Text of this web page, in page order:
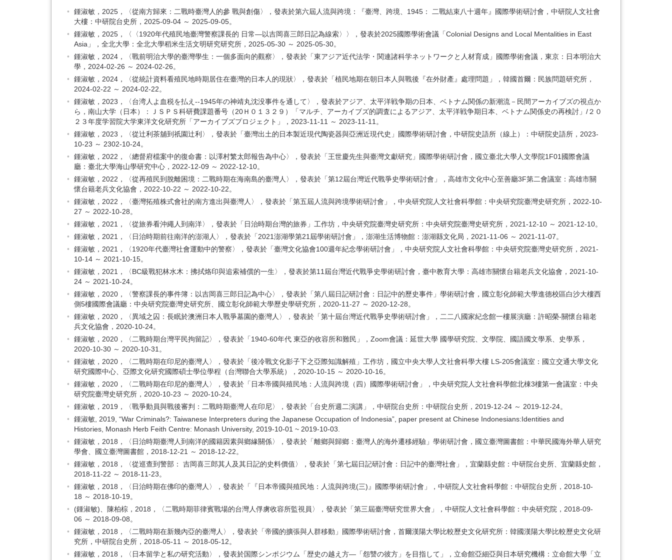
鍾淑敏，2025，〈從南方歸來：二戰時臺灣人的參 戰與創傷〉，發表於第六屆人流與跨境：『臺灣、跨境、1945： 二戰結束八十週年』國際學術研討會，中研院人文社會
大樓：中研院台史所，2025-09-04 ～ 2025-09-05。
鍾淑敏，2025，〈〈1920年代殖民地臺灣警察課長的 日常—以吉岡喜三郎日記為線索〉〉，發表於2025國際學術會議「Colonial Designs and Local Mentalities in East
Asia」，全北大學：全北大學稻米生活文明研究研究所，2025-05-30 ～ 2025-05-30。
鍾淑敏，2024，〈戰前明治大學的臺灣學生：一個多面向的觀察〉，發表於「東アジア近代法学・関連諸科学ネットワークと人材育成」國際學術會議，東京：日本明治大
學，2024-02-26 ～ 2024-02-26。
鍾淑敏，2024，〈從統計資料看殖民地時期居住在臺灣的日本人的現狀〉，發表於「植民地期在朝日本人與戰後『在外財產』處理問題」，韓國首爾：民族問題研究所，
2024-02-22 ～ 2024-02-22。
鍾淑敏，2023，〈台湾人よ血税を払え--1945年の神靖丸沈没事件を通して〉，發表於アジア、太平洋戦争期の日本、ベトナム関係の新潮流－民間アーカイブズの視点か
ら，南山大学（日本）：ＪＳＰＳ科研費課題番号（20Ｈ０１３２９）「マルチ、アーカイブズ的調査によるアジア、太平洋戦争期日本、ベトナム関係史の再検討」/２０
２３年度学習院大学東洋文化研究所「アーカイブズプロジェクト」，2023-11-11 ～ 2023-11-11。
鍾淑敏，2023，〈從辻利茶舖到祇園辻利〉，發表於「臺灣出土的日本製近現代陶瓷器與亞洲近現代史」國際學術研討會，中研院史語所（線上）：中研院史語所，2023-
10-23 ～ 2302-10-24。
鍾淑敏，2022，〈總督府檔案中的復命書：以澤村繁太郎報告為中心〉，發表於「王世慶先生與臺灣文獻研究」國際學術研討會，國立臺北大學人文學院1F01國際會議
廳：臺北大學海山學研究中心，2022-12-09 ～ 2022-12-10。
鍾淑敏，2022，〈從再殖民到脫離困境：二戰時期在海南島的臺灣人〉，發表於「第12屆台灣近代戰爭史學術研討會」，高雄市文化中心至善廳3F第二會議室：高雄市關
懷台籍老兵文化協會，2022-10-22 ～ 2022-10-22。
鍾淑敏，2022，〈臺灣拓殖株式會社的南方進出與臺灣人〉，發表於「第五屆人流與跨境學術研討會」，中央研究院人文社會科學館：中央研究院臺灣史研究所，2022-10-
27 ～ 2022-10-28。
鍾淑敏，2021，〈從旅券看沖繩人到南洋〉，發表於「日治時期台灣的旅券」工作坊，中央研究院臺灣史研究所：中央研究院臺灣史研究所，2021-12-10 ～ 2021-12-10。
鍾淑敏，2021，〈日治時期前往南洋的澎湖人〉，發表於「2021澎湖學第21屆學術研討會」，澎湖生活博物館：澎湖縣文化局，2021-11-06 ～ 2021-11-07。
鍾淑敏，2021，〈1920年代臺灣社會運動中的警察〉，發表於「臺灣文化協會100週年紀念學術研討會」，中央研究院人文社會科學館：中央研究院臺灣史研究所，2021-
10-14 ～ 2021-10-15。
鍾淑敏，2021，〈BC級戰犯林水木：拂拭烙印與追索補償的一生〉，發表於第11屆台灣近代戰爭史學術研討會，臺中教育大學：高雄市關懷台籍老兵文化協會，2021-10-
24 ～ 2021-10-24。
鍾淑敏，2020，〈警察課長的事件簿：以吉岡喜三郎日記為中心〉，發表於「第八屆日記研討會：日記中的歷史事件」學術研討會，國立彰化師範大學進德校區白沙大樓西
側5樓國際會議廳：中央研究院臺灣史研究所、國立彰化師範大學歷史學研究所，2020-11-27 ～ 2020-12-28。
鍾淑敏，2020，〈異域之囚：長眠於澳洲日本人戰爭墓園的臺灣人〉，發表於「第十屆台灣近代戰爭史學術研討會」，二二八國家紀念館一樓展演廳：許昭榮-關懷台籍老
兵文化協會，2020-10-24。
鍾淑敏，2020，〈二戰時期台灣平民拘留記〉，發表於「1940-60年代 東亞的收容所和難民」，Zoom會議：延世大學 國學研究院、文學院、國語國文學系、史學系，
2020-10-30 ～ 2020-10-31。
鍾淑敏，2020，〈二戰時期在印尼的臺灣人〉，發表於「後冷戰文化影子下之亞際知識解殖」工作坊，國立中央大學人文社會科學大樓 LS-205會議室：國立交通大學文化
研究國際中心、亞際文化研究國際碩士學位學程（台灣聯合大學系統），2020-10-15 ～ 2020-10-16。
鍾淑敏，2020，〈二戰時期在印尼的臺灣人〉，發表於「日本帝國與殖民地：人流與跨境（四）國際學術研討會」，中央研究院人文社會科學館北棟3樓第一會議室：中央
研究院臺灣史研究所，2020-10-23 ～ 2020-10-24。
鍾淑敏，2019，〈戰爭動員與戰後審判：二戰時期臺灣人在印尼〉，發表於「台史所週二演講」，中研院台史所：中研院台史所，2019-12-24 ～ 2019-12-24。
鍾淑敏, 2019, “War Criminals?: Taiwanese Interpreters during the Japanese Occupation of Indonesia”, paper present at Chinese Indonesians:Identities and
Histories, Monash Herb Feith Centre: Monash University, 2019-10-01 ~ 2019-10-03.
鍾淑敏，2018，〈日治時期臺灣人到南洋的國籍因素與鄉緣關係〉，發表於「離鄉與歸鄉：臺灣人的海外遷移經驗」學術研討會，國立臺灣圖書館：中華民國海外華人研究
學會、國立臺灣圖書館，2018-12-21 ～ 2018-12-22。
鍾淑敏，2018，〈從巡查到警部： 吉岡喜三郎其人及其日記的史料價值〉，發表於「第七屆日記研討會：日記中的臺灣社會」，宜蘭縣史館：中研院台史所、宜蘭縣史館，
2018-11-22 ～ 2018-11-23。
鍾淑敏，2018，〈日治時期在佛印的臺灣人〉，發表於「『日本帝國與殖民地：人流與跨境(三)』國際學術研討會」，中研院人文社會科學館：中研院台史所，2018-10-
18 ～ 2018-10-19。
(鍾淑敏)、陳柏棕，2018，〈二戰時期菲律賓戰場的台灣人俘虜收容所監視員〉，發表於「第三屆臺灣研究世界大會」，中研院人文社會科學館：中央研究院，2018-09-
06 ～ 2018-09-08。
鍾淑敏，2018，〈二戰時期在新幾內亞的臺灣人〉，發表於「帝國的擴張與人群移動」國際學術研討會，首爾漢陽大學比較歷史文化研究所：韓國漢陽大學比較歷史文化研
究所，中研院台史所，2018-05-11 ～ 2018-05-12。
鍾淑敏，2018，〈日本留学と私の研究活動〉，發表於国際シンポジウム「歴史の越え方—「怨讐の彼方」を目指して」，立命館亞細亞與日本研究機構：立命館大學「立